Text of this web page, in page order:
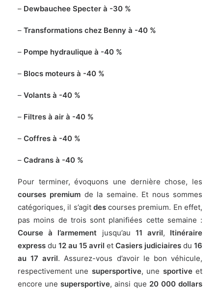
– Dewbauchee Specter à -30 %
– Transformations chez Benny à -40 %
– Pompe hydraulique à -40 %
– Blocs moteurs à -40 %
– Volants à -40 %
– Filtres à air à -40 %
– Coffres à -40 %
– Cadrans à -40 %
Pour terminer, évoquons une dernière chose, les
courses premium de la semaine. Et nous sommes
catégoriques, il s’agit descourses premium. En effet,
pas moins de trois sont planifiées cette semaine :
Course à l’armement jusqu’au 11 avril, Itinéraire
express du 12 au 15 avril et Casiers judiciaires du 16
au 17 avril. Assurez-vous d’avoir le bon véhicule,
respectivement une supersportive, une sportiveet
encore unesupersportive, ainsi que 20 000 dollars